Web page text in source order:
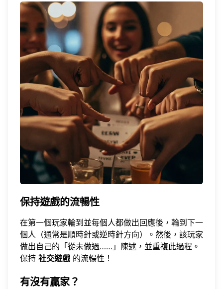
保持遊戲的流暢性
在第一個玩家輪到並每個人都做出回應後，輪到下一
個人（通常是順時針或逆時針方向）。然後，該玩家
做出自己的「從未做過……」陳述，並重複此過程。
保持 社交遊戲 的流暢性！
有沒有贏家？